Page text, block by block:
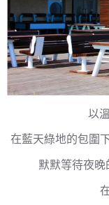
以
在藍天綠地的包圍
默默等待夜